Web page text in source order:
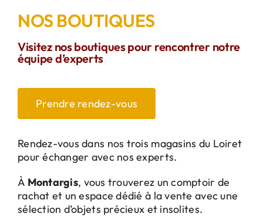
NOS BOUTIQUES
Visitez nos boutiques pour rencontrer notre
équipe d’experts
Prendre rendez-vous
Rendez-vous dans nos trois magasins du Loiret
pour échanger avec nos experts.
À Montargis, vous trouverez un comptoir de
rachat et un espace dédié à la vente avec une
sélection d’objets précieux et insolites.